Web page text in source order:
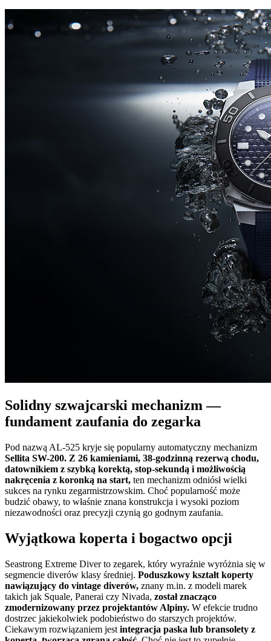
Solidny szwajcarski mechanizm —
fundament zaufania do zegarka
Pod nazwą AL-525 kryje się popularny automatyczny mechanizm
Sellita SW-200. Z 26 kamieniami, 38-godzinną rezerwą chodu,
datownikiem z szybką korektą, stop-sekundą i możliwością
nakręcenia z koronką na start, ten mechanizm odniósł wielki
sukces na rynku zegarmistrzowskim. Choć popularność może
budzić obawy, to właśnie znana konstrukcja i wysoki poziom
niezawodności oraz precyzji czynią go godnym zaufania.
Wyjątkowa koperta i bogactwo opcji
Seastrong Extreme Diver to zegarek, który wyraźnie wyróżnia się w
segmencie diverów klasy średniej. Poduszkowy kształt koperty
nawiązujący do vintage diverów, znany m.in. z modeli marek
takich jak Squale, Panerai czy Nivada, został znacząco
zmodernizowany przez projektantów Alpiny. W efekcie trudno
dostrzec jakiekolwiek podobieństwo do starszych projektów.
Ciekawym rozwiązaniem jest integracja paska lub bransolety z